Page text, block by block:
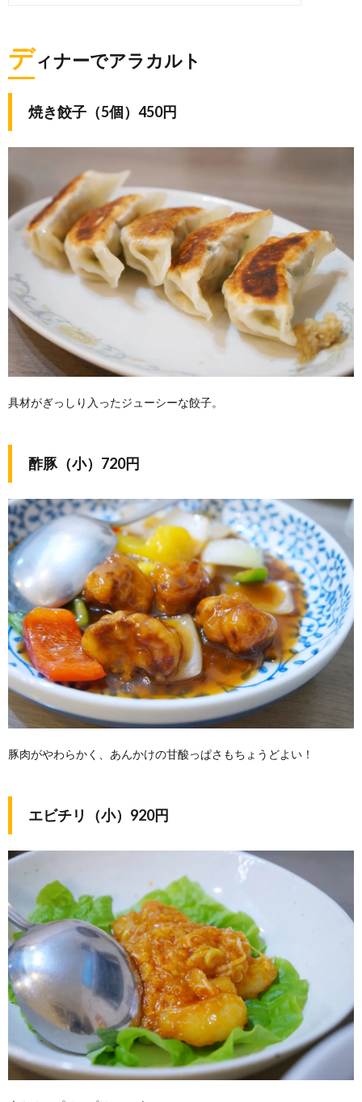
ディナーでアラカルト
焼き餃子（5個）450円
具材がぎっしり入ったジューシーな餃子。
酢豚（小）720円
豚肉がやわらかく、あんかけの甘酸っぱさもちょうどよい！
エビチリ（小）920円